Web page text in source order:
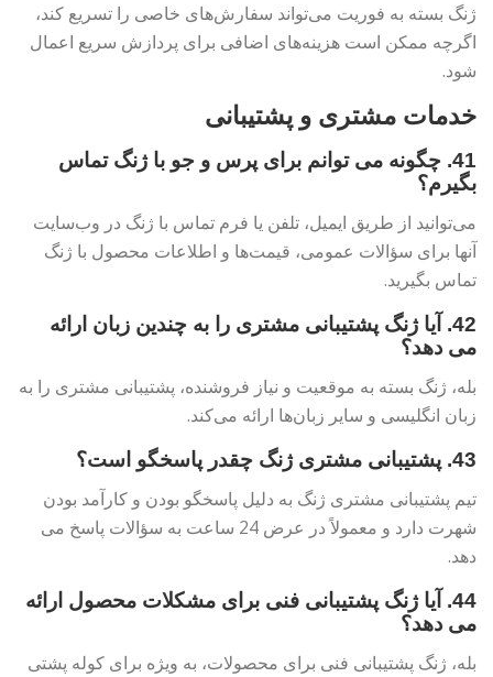
ژنگ بسته به فوریت می‌تواند سفارش‌های خاصی را تسریع کند،
اگرچه ممکن است هزینه‌های اضافی برای پردازش سریع اعمال
شود.
خدمات مشتری و پشتیبانی
41. چگونه می توانم برای پرس و جو با ژنگ تماس
بگیرم؟
می‌توانید از طریق ایمیل، تلفن یا فرم تماس با ژنگ در وب‌سایت
آنها برای سؤالات عمومی، قیمت‌ها و اطلاعات محصول با ژنگ
تماس بگیرید.
42. آیا ژنگ پشتیبانی مشتری را به چندین زبان ارائه
می دهد؟
بله، ژنگ بسته به موقعیت و نیاز فروشنده، پشتیبانی مشتری را به
زبان انگلیسی و سایر زبان‌ها ارائه می‌کند.
43. پشتیبانی مشتری ژنگ چقدر پاسخگو است؟
تیم پشتیبانی مشتری ژنگ به دلیل پاسخگو بودن و کارآمد بودن
شهرت دارد و معمولاً در عرض 24 ساعت به سؤالات پاسخ می
دهد.
44. آیا ژنگ پشتیبانی فنی برای مشکلات محصول ارائه
می دهد؟
بله، ژنگ پشتیبانی فنی برای محصولات، به ویژه برای کوله پشتی